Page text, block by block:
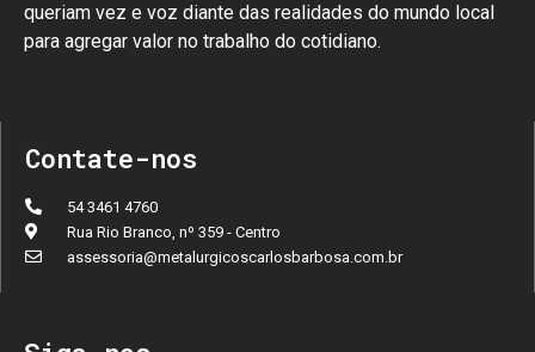
queriam vez e voz diante das realidades do mundo local
para agregar valor no trabalho do cotidiano.
Contate-nos
54 3461 4760
Rua Rio Branco, nº 359 - Centro
assessoria@metalurgicoscarlosbarbosa.com.br